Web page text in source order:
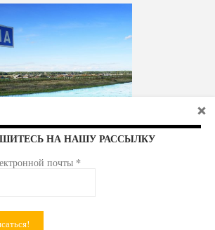
НА НАШУ РАССЫЛКУ
почты *